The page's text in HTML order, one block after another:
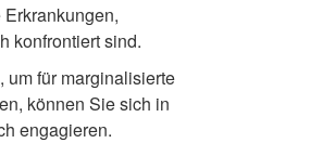
konfrontiert sind.
für marginalisierte
können Sie sich in
engagieren.